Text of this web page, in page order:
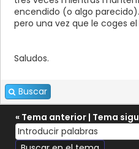
encendido (o algo
pero una vez que le coges
Saludos.
Buscar
« Tema anterior | Tema